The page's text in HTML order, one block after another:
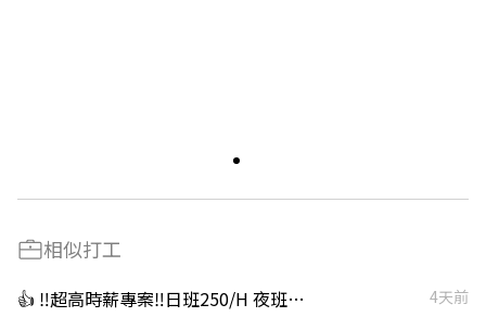
相似打工
👍 ‼️超高時薪專案‼️日班250/H 夜班280/H
4天前